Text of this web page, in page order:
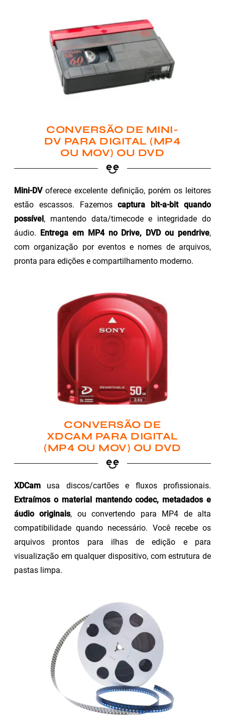
CONVERSÃO DE MINI-
DV PARA DIGITAL (MP4
OU MOV) OU DVD
Mini-DVoferece excelente definição, porém os leitores
estão escassos. Fazemoscaptura bit-a-bit quando
possível, mantendo data/timecode e integridade do
áudio. Entrega em MP4 no Drive, DVD ou pendrive,
com organização por eventos e nomes de arquivos,
pronta para edições e compartilhamento moderno.
CONVERSÃO DE
XDCAM PARA DIGITAL
(MP4 OU MOV) OU DVD
XDCam usa discos/cartões e fluxos profissionais.
Extraímos o material mantendo codec, metadados e
áudio originais, ou convertendo para MP4 de alta
compatibilidade quando necessário. Você recebe os
arquivos prontos para ilhas de edição e para
visualização em qualquer dispositivo, com estrutura de
pastas limpa.